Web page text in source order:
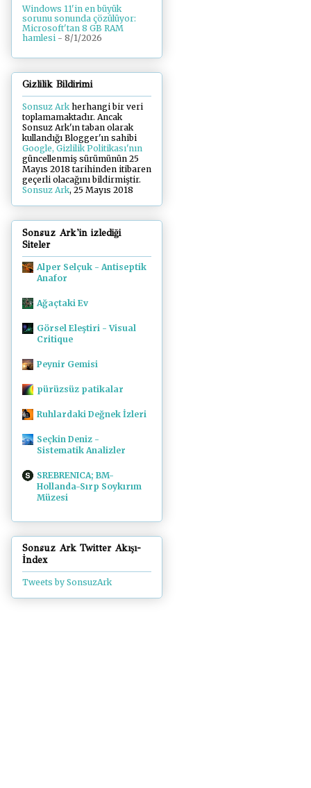
Windows 11'in en büyük
sorunu sonunda çözülüyor:
Microsoft'tan 8 GB RAM
hamlesi - 8/1/2026
Gizlilik Bildirimi
Sonsuz Arkherhangi bir veri
toplamamaktadır. Ancak
Sonsuz Ark'ın taban olarak
kullandığı Blogger'ın sahibi
Google, Gizlilik Politikası'nın
güncellenmiş sürümünün 25
Mayıs 2018 tarihinden itibaren
geçerli olacağını bildirmiştir.
Sonsuz Ark, 25 Mayıs 2018
Sonsuz Ark'in izlediği
Siteler
Alper Selçuk - Antiseptik
Anafor
Ağaçtaki Ev
Görsel Eleştiri - Visual
Critique
Peynir Gemisi
pürüzsüz patikalar
Ruhlardaki Değnek İzleri
Seçkin Deniz -
Sistematik Analizler
SREBRENICA; BM-
Hollanda-Sırp Soykırım
Müzesi
Sonsuz Ark Twitter Akışı-
İndex
Tweets by SonsuzArk